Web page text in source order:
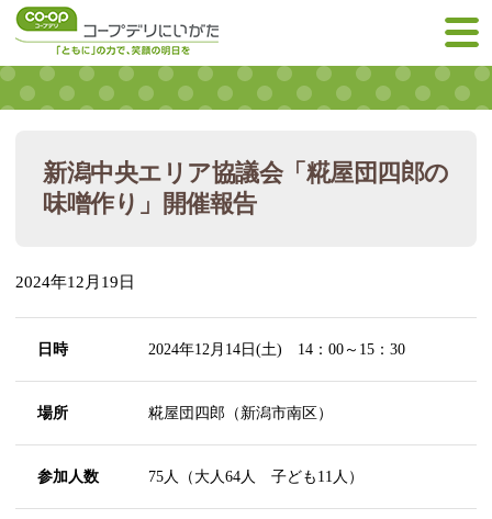
新潟中央エリア協議会「糀屋団四郎の
味噌作り」開催報告
2024年12月19日
日時 2024年12月14日(土) 14：00～15：30
場所 糀屋団四郎（新潟市南区）
参加人数 75人（大人64人 子ども11人）